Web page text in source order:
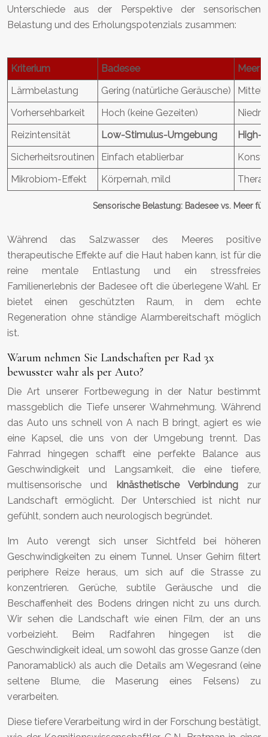
Unterschiede aus der Perspektive der sensorischen
Belastung und des Erholungspotenzials zusammen:
Sensorische Belastung: Badesee vs. Meer für
Kriterium Badesee
Meer
Lärmbelastung
Gering (natürliche Geräusche)
Mittel
Vorhersehbarkeit
Hoch (keine Gezeiten)
Reizintensität
Low-Stimulus-Umgebung
High-
Sicherheitsroutinen
Einfach etablierbar
Mikrobiom-Effekt
Körpernah, mild
Während das Salzwasser des Meeres positive
therapeutische Effekte auf die Haut haben kann, ist für die
reine mentale Entlastung und ein stressfreies
Familienerlebnis der Badesee oft die überlegene Wahl. Er
bietet einen geschützten Raum, in dem echte
Regeneration ohne ständige Alarmbereitschaft möglich
ist.
Warum nehmen Sie Landschaften per Rad 3x
bewusster wahr als per Auto?
Die Art unserer Fortbewegung in der Natur bestimmt
massgeblich die Tiefe unserer Wahrnehmung. Während
das Auto uns schnell von A nach B bringt, agiert es wie
eine Kapsel, die uns von der Umgebung trennt. Das
Fahrrad hingegen schafft eine perfekte Balance aus
Geschwindigkeit und Langsamkeit, die eine tiefere,
multisensorische und kinästhetische Verbindungzur
Landschaft ermöglicht. Der Unterschied ist nicht nur
gefühlt, sondern auch neurologisch begründet.
Im Auto verengt sich unser Sichtfeld bei höheren
Geschwindigkeiten zu einem Tunnel. Unser Gehirn filtert
periphere Reize heraus, um sich auf die Strasse zu
konzentrieren. Gerüche, subtile Geräusche und die
Beschaffenheit des Bodens dringen nicht zu uns durch.
Wir sehen die Landschaft wie einen Film, der an uns
vorbeizieht. Beim Radfahren hingegen ist die
Geschwindigkeit ideal, um sowohl das grosse Ganze (den
Panoramablick) als auch die Details am Wegesrand (eine
seltene Blume, die Maserung eines Felsens) zu
verarbeiten.
Diese tiefere Verarbeitung wird in der Forschung bestätigt,